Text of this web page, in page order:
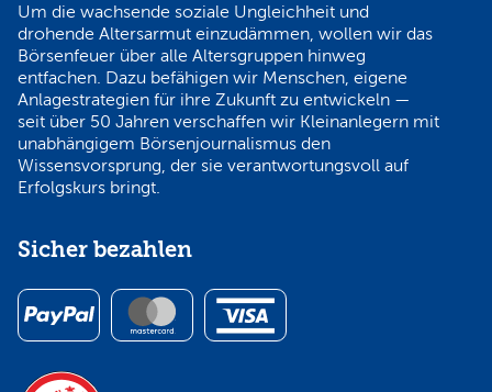
Um die wachsende soziale Ungleichheit und
drohende Altersarmut einzudämmen, wollen wir das
Börsenfeuer über alle Altersgruppen hinweg
entfachen. Dazu befähigen wir Menschen, eigene
Anlagestrategien für ihre Zukunft zu entwickeln —
seit über 50 Jahren verschaffen wir Kleinanlegern mit
unabhängigem Börsenjournalismus den
Wissensvorsprung, der sie verantwortungsvoll auf
Erfolgskurs bringt.
Sicher bezahlen